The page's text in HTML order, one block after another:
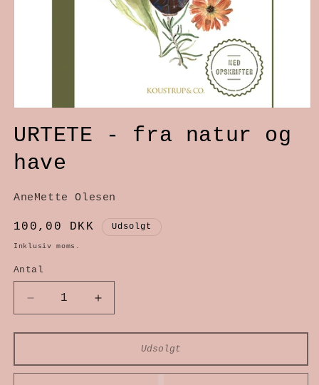
mediet
1
modus
URTETE - fra natur og
have
AneMette Olesen
Normalpris
100,00 DKK Udsolgt
Inklusiv moms.
Antal
antallet
URTETE
antallet
URTETE
Udsolgt